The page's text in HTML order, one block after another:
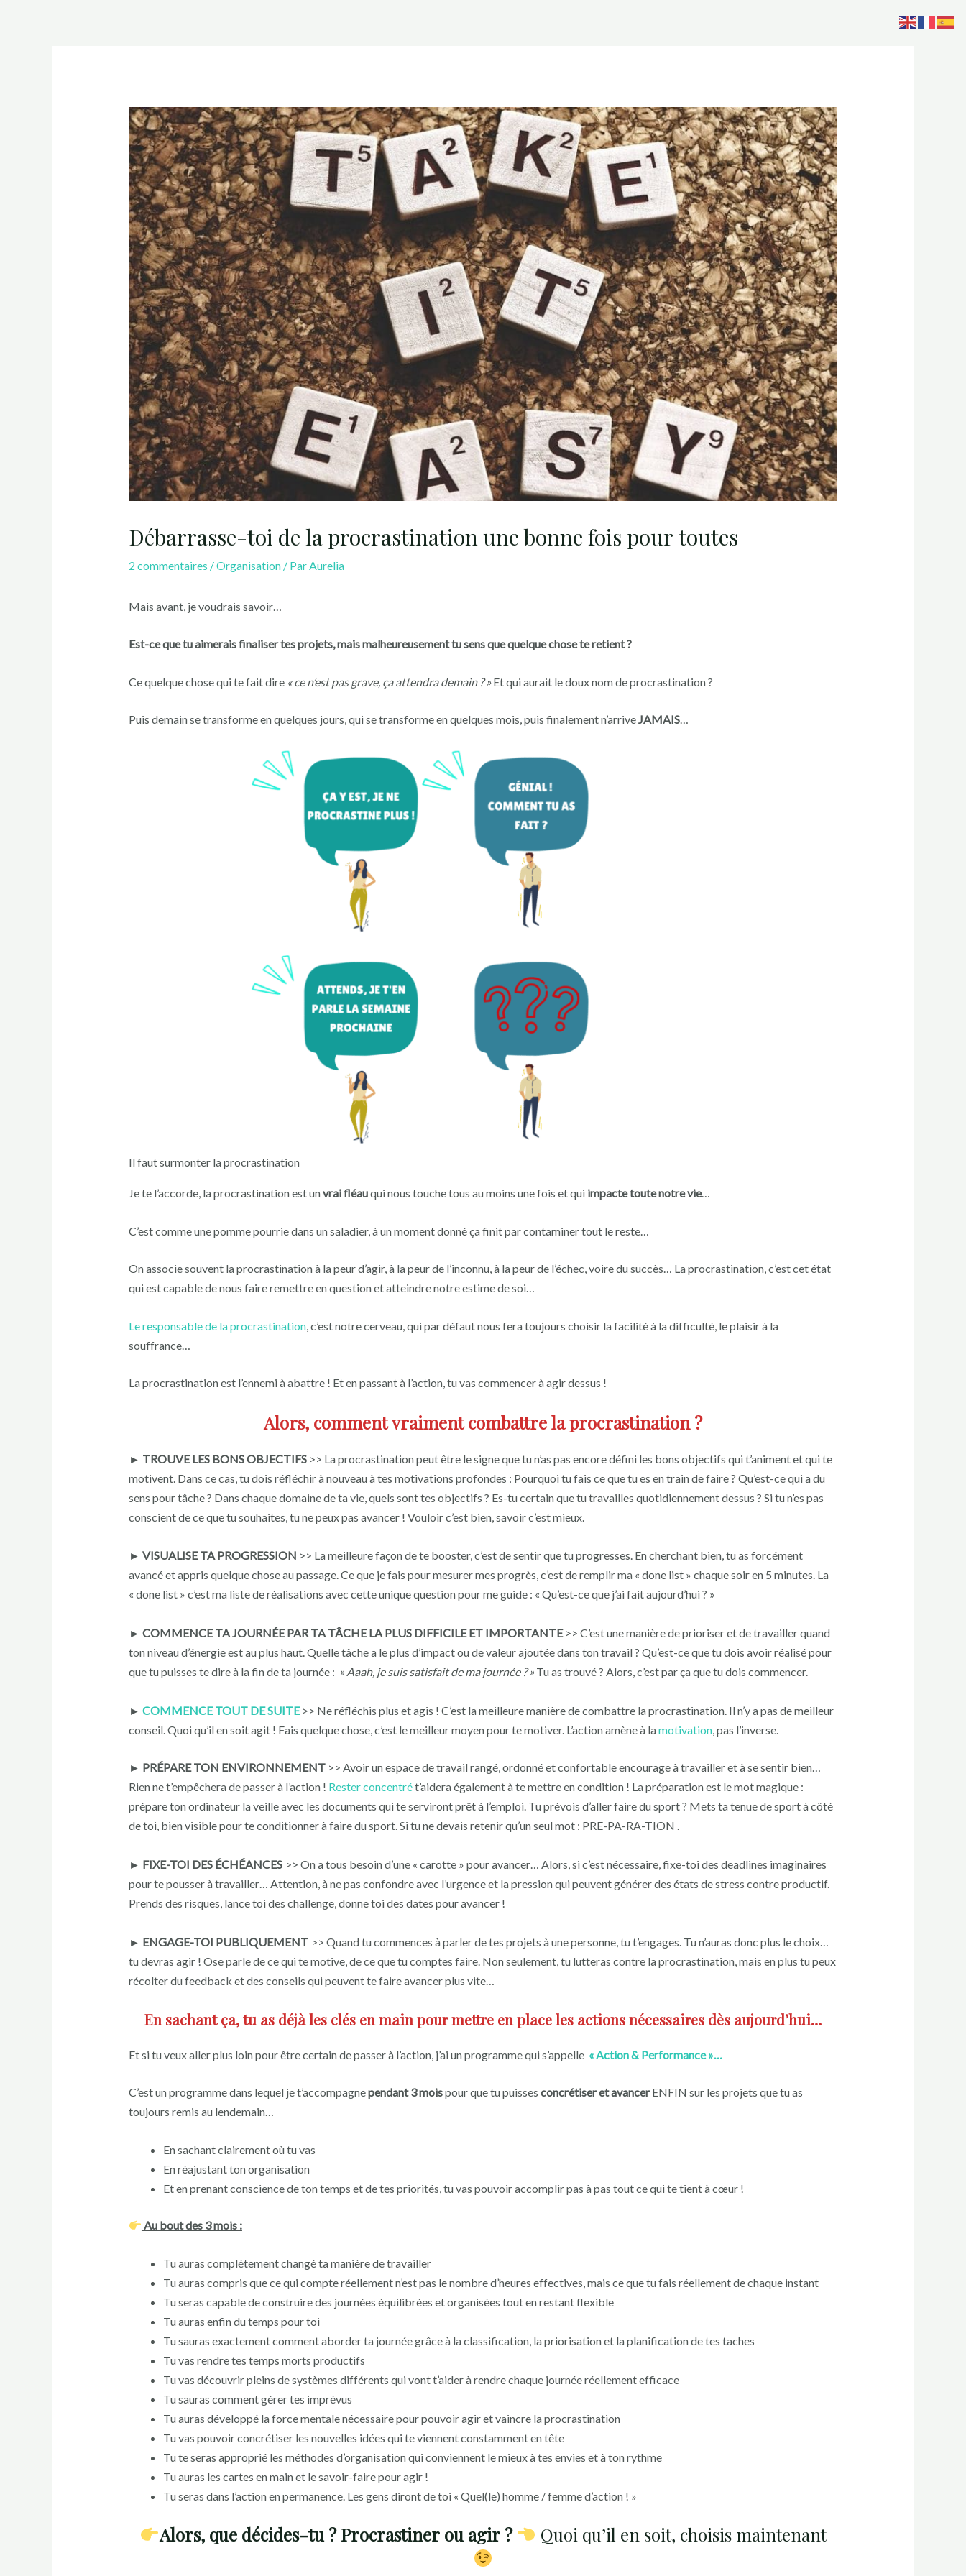
Débarrasse-toi de la procrastination une bonne fois pour toutes
2 commentaires /Organisation/ Par Aurelia
Mais avant, je voudrais savoir…
Est-ce que tu aimerais finaliser tes projets, mais malheureusement tu sens que quelque chose te retient ?
Ce quelque chose qui te fait dire « ce n’est pas grave, ça attendra demain ? »Et qui aurait le doux nom de procrastination ?
Puis demain se transforme en quelques jours, qui se transforme en quelques mois, puis finalement n’arriveJAMAIS…
Il faut surmonter la procrastination
Je te l’accorde, la procrastination est unvrai fléauqui nous touche tous au moins une fois et qui impacte toute notre vie…
C’est comme une pomme pourrie dans un saladier, à un moment donné ça finit par contaminer tout le reste…
On associe souvent la procrastination à la peur d’agir, à la peur de l’inconnu, à la peur de l’échec, voire du succès… La procrastination, c’est cet état
qui est capable de nous faire remettre en question et atteindre notre estime de soi…
Le responsable de la procrastination, c’est notre cerveau, qui par défaut nous fera toujours choisir la facilité à la difficulté, le plaisir à la
souffrance…
La procrastination est l’ennemi à abattre ! Et en passant à l’action, tu vas commencer à agir dessus !
Alors, comment vraiment combattre la procrastination ?
► TROUVE LES BONS OBJECTIFS>> La procrastination peut être le signe que tu n’as pas encore défini les bons objectifs qui t’animent et qui te
motivent. Dans ce cas, tu dois réfléchir à nouveau à tes motivations profondes : Pourquoi tu fais ce que tu es en train de faire ? Qu’est-ce qui a du
sens pour tâche ? Dans chaque domaine de ta vie, quels sont tes objectifs ? Es-tu certain que tu travailles quotidiennement dessus ? Si tu n’es pas
conscient de ce que tu souhaites, tu ne peux pas avancer ! Vouloir c’est bien, savoir c’est mieux.
► VISUALISE TA PROGRESSION >> La meilleure façon de te booster, c’est de sentir que tu progresses. En cherchant bien, tu as forcément
avancé et appris quelque chose au passage. Ce que je fais pour mesurer mes progrès, c’est de remplir ma « done list » chaque soir en 5 minutes. La
« done list » c’est ma liste de réalisations avec cette unique question pour me guide : « Qu’est-ce que j’ai fait aujourd’hui ? »
► COMMENCE TA JOURNÉE PAR TA TÂCHE LA PLUS DIFFICILE ET IMPORTANTE >> C’est une manière de prioriser et de travailler quand
ton niveau d’énergie est au plus haut. Quelle tâche a le plus d’impact ou de valeur ajoutée dans ton travail ? Qu’est-ce que tu dois avoir réalisé pour
que tu puisses te dire à la fin de ta journée : » Aaah, je suis satisfait de ma journée ? »Tu as trouvé ? Alors, c’est par ça que tu dois commencer.
► COMMENCE TOUT DE SUITE>> Ne réfléchis plus et agis ! C’est la meilleure manière de combattre la procrastination. Il n’y a pas de meilleur
conseil. Quoi qu’il en soit agit ! Fais quelque chose, c’est le meilleur moyen pour te motiver. L’action amène à lamotivation, pas l’inverse.
► PRÉPARE TON ENVIRONNEMENT>> Avoir un espace de travail rangé, ordonné et confortable encourage à travailler et à se sentir bien…
Rien ne t’empêchera de passer à l’action ! Rester concentrét’aidera également à te mettre en condition ! La préparation est le mot magique :
prépare ton ordinateur la veille avec les documents qui te serviront prêt à l’emploi. Tu prévois d’aller faire du sport ? Mets ta tenue de sport à côté
de toi, bien visible pour te conditionner à faire du sport. Si tu ne devais retenir qu’un seul mot : PRE-PA-RA-TION .
► FIXE-TOI DES ÉCHÉANCES >> On a tous besoin d’une « carotte » pour avancer… Alors, si c’est nécessaire, fixe-toi des deadlines imaginaires
pour te pousser à travailler… Attention, à ne pas confondre avec l’urgence et la pression qui peuvent générer des états de stress contre productif.
Prends des risques, lance toi des challenge, donne toi des dates pour avancer !
► ENGAGE-TOI PUBLIQUEMENT >> Quand tu commences à parler de tes projets à une personne, tu t’engages. Tu n’auras donc plus le choix…
tu devras agir ! Ose parle de ce qui te motive, de ce que tu comptes faire. Non seulement, tu lutteras contre la procrastination, mais en plus tu peux
récolter du feedback et des conseils qui peuvent te faire avancer plus vite…
En sachant ça, tu as déjà les clés en main pour mettre en place les actions nécessaires dès aujourd’hui…
Et si tu veux aller plus loin pour être certain de passer à l’action, j’ai un programme qui s’appelle « Action & Performance »…
C’est un programme dans lequel je t’accompagnependant 3 moispour que tu puisses concrétiser et avancerENFIN sur les projets que tu as
toujours remis au lendemain…
En sachant clairement où tu vas
En réajustant ton organisation
Et en prenant conscience de ton temps et de tes priorités, tu vas pouvoir accomplir pas à pas tout ce qui te tient à cœur !
Au bout des 3 mois :
Tu auras complétement changé ta manière de travailler
Tu auras compris que ce qui compte réellement n’est pas le nombre d’heures effectives, mais ce que tu fais réellement de chaque instant
Tu seras capable de construire des journées équilibrées et organisées tout en restant flexible
Tu auras enfin du temps pour toi
Tu sauras exactement comment aborder ta journée grâce à la classification, la priorisation et la planification de tes taches
Tu vas rendre tes temps morts productifs
Tu vas découvrir pleins de systèmes différents qui vont t’aider à rendre chaque journée réellement efficace
Tu sauras comment gérer tes imprévus
Tu auras développé la force mentale nécessaire pour pouvoir agir et vaincre la procrastination
Tu vas pouvoir concrétiser les nouvelles idées qui te viennent constamment en tête
Tu te seras approprié les méthodes d’organisation qui conviennent le mieux à tes envies et à ton rythme
Tu auras les cartes en main et le savoir-faire pour agir !
Tu seras dans l’action en permanence. Les gens diront de toi « Quel(le) homme / femme d’action ! »
Alors, que décides-tu ? Procrastiner ou agir ? Quoi qu’il en soit, choisis maintenant